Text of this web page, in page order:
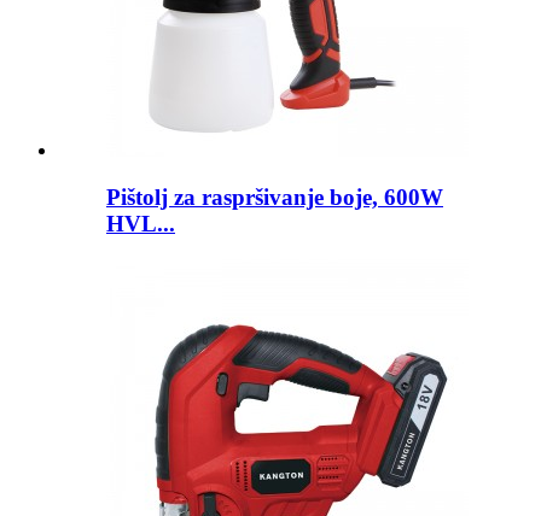
Pištolj za raspršivanje boje, 600W
HVL...